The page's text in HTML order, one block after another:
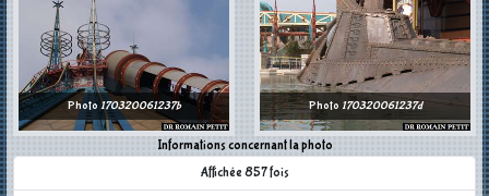
Photo 170320061237b
Informations concernant la photo
Affichée 857 fois
Photo 170320061237d